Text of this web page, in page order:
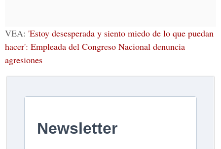
VEA: 'Estoy desesperada y siento miedo de lo que puedan
hacer': Empleada del Congreso Nacional denuncia
agresiones